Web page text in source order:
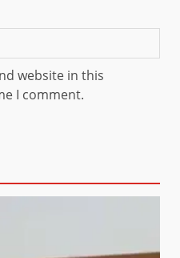
website in this
I comment.